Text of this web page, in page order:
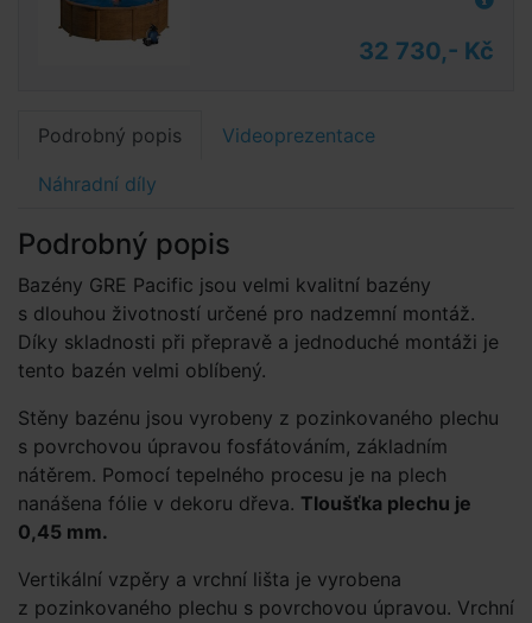
32 730,- Kč
Podrobný popis Videoprezentace
Náhradní díly
Podrobný popis
Bazény GRE Pacific jsou velmi kvalitní bazény
s dlouhou životností určené pro nadzemní montáž.
Díky skladnosti při přepravě a jednoduché montáži je
tento bazén velmi oblíbený.
Stěny bazénu jsou vyrobeny z pozinkovaného plechu
s povrchovou úpravou fosfátováním, základním
nátěrem. Pomocí tepelného procesu je na plech
nanášena fólie v dekoru dřeva. Tloušťka plechu je
0,45 mm.
Vertikální vzpěry a vrchní lišta je vyrobena
z pozinkovaného plechu s povrchovou úpravou. Vrchní